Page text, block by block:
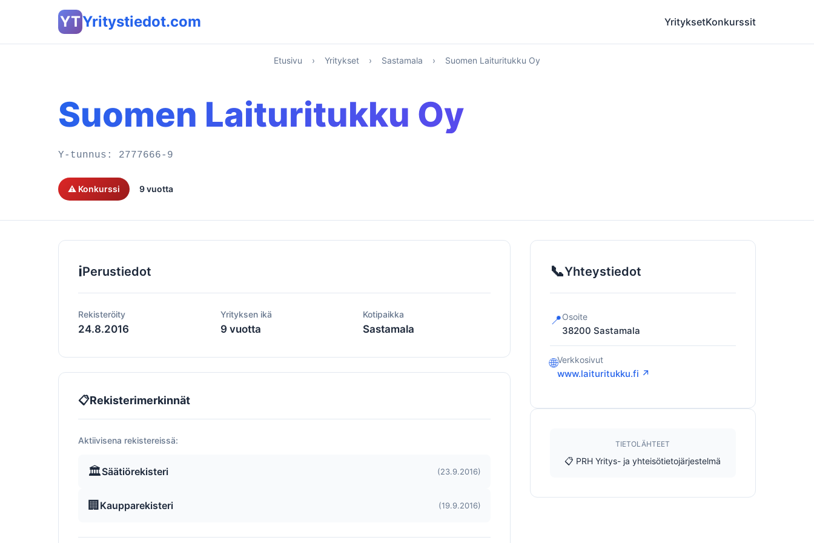
YTYritystiedot.com YrityksetKonkurssit
Etusivu › Yritykset › Sastamala › Suomen Laituritukku Oy
Suomen Laituritukku Oy
Y-tunnus: 2777666-9
⚠️ Konkurssi 9 vuotta
ℹ️Perustiedot
Rekisteröity
24.8.2016
Yrityksen ikä
9 vuotta
Kotipaikka
Sastamala
📋Rekisterimerkinnät
Aktiivisena rekistereissä:
🏛️Säätiörekisteri (23.9.2016)
🏢 Kaupparekisteri (19.9.2016)
📞Yhteystiedot
📍Osoite
38200 Sastamala
🌐Verkkosivut
www.laituritukku.fi ↗
TIETOLÄHTEET
📋 PRH Yritys- ja yhteisötietojärjestelmä